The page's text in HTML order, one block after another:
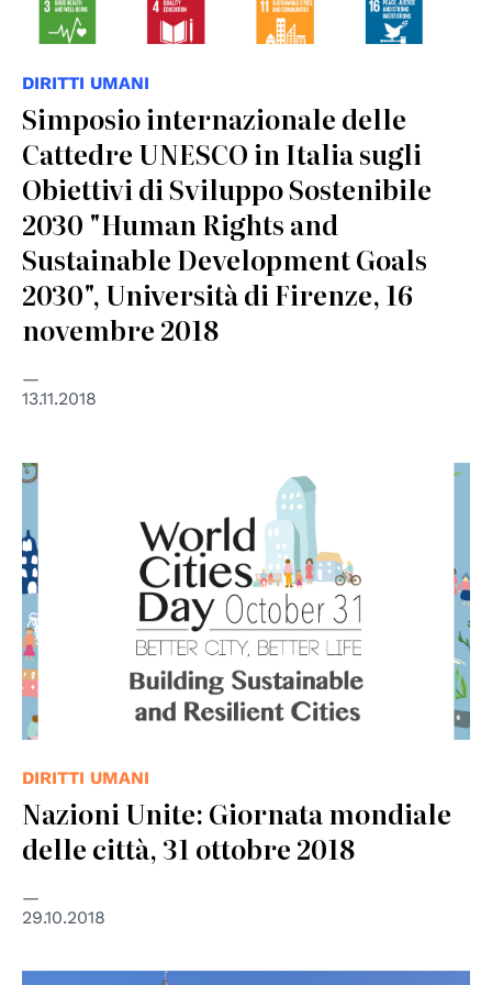
DIRITTI UMANI
Simposio internazionale delle
Cattedre UNESCO in Italia sugli
Obiettivi di Sviluppo Sostenibile
2030 "Human Rights and
Sustainable Development Goals
2030", Università di Firenze, 16
novembre 2018
13.11.2018
© Nazioni Unite
DIRITTI UMANI
Nazioni Unite: Giornata mondiale
delle città, 31 ottobre 2018
29.10.2018